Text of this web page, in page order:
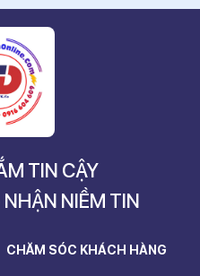
TIN CẬY
NIỀM TIN
CHĂM SÓC KHÁCH HÀNG